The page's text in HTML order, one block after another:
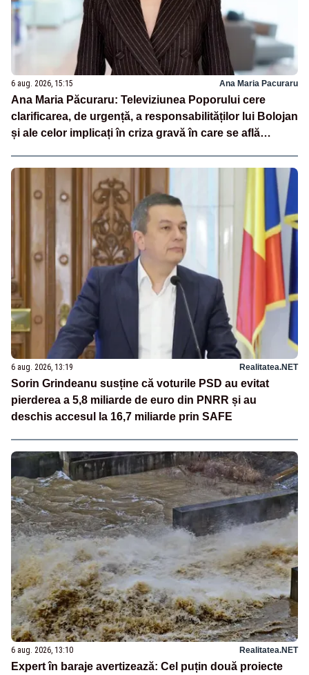
6 aug. 2026, 15:15 Ana Maria Pacuraru
Ana Maria Păcuraru: Televiziunea Poporului cere
clarificarea, de urgență, a responsabilităților lui Bolojan
și ale celor implicați în criza gravă în care se află
6 aug. 2026, 13:19 Realitatea.NET
Sorin Grindeanu susține că voturile PSD au evitat
pierderea a 5,8 miliarde de euro din PNRR și au
deschis accesul la 16,7 miliarde prin SAFE
6 aug. 2026, 13:10 Realitatea.NET
Expert în baraje avertizează: Cel puțin două proiecte